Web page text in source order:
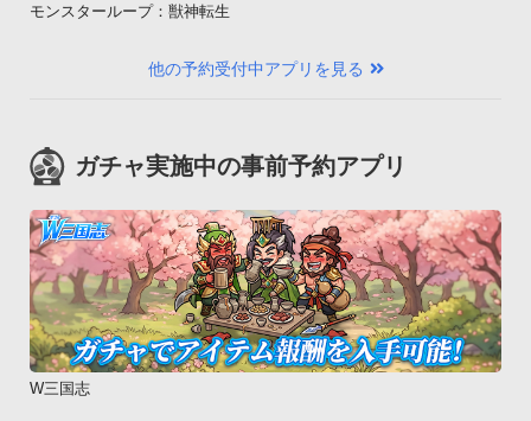
モンスターループ：獣神転生
他の予約受付中アプリを見る
ガチャ実施中の事前予約アプリ
W三国志